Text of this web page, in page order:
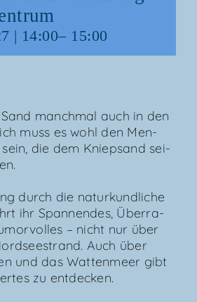
| 14:00– 15:00
manch­mal auch in den
muss es wohl den Men­
die dem Kniep­sand sei­
durch die natur­kund­li­che
ihr Span­nen­des, Über­ra­
– nicht nur über
Auch über
und das Wat­ten­meer gibt
zu entdecken.